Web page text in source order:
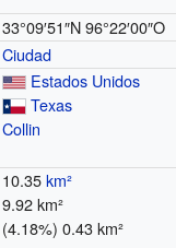
33°09′51″N 96°22′00″O
Ciudad
Estados Unidos
Texas
Collin
10.35km²
9.92 km²
(4.18%) 0.43 km²